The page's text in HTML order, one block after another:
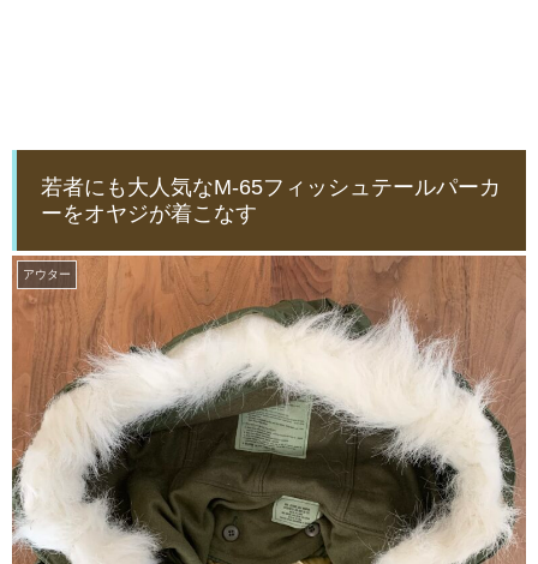
若者にも大人気なM-65フィッシュテールパーカ
ーをオヤジが着こなす
アウター